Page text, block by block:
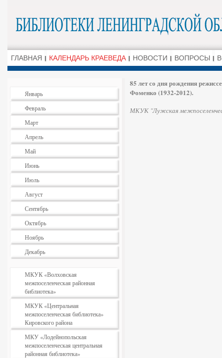
ГЛАВНАЯ КАЛЕНДАРЬ КРАЕВЕДА НОВОСТИ ВОПРОСЫ
Январь
Февраль
Март
Апрель
Май
Июнь
Июль
Август
Сентябрь
Октябрь
Ноябрь
Декабрь
МКУК «Волховская
межпоселенческая районная
библиотека»
МКУК «Центральная
межпоселенческая библиотека»
Кировского района
МКУ «Лодейнопольская
межпоселенческая центральная
районная библиотека»
85 лет со дня рождения
Фоменко (1932-2012).
МКУК "Лужская